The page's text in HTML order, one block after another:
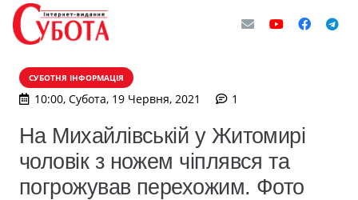
СУБОТНЯ ІНФОРМАЦІЯ
10:00, Субота, 19 Червня, 2021 1
На Михайлівській у Житомирі
чоловік з ножем чіплявся та
погрожував перехожим. Фото